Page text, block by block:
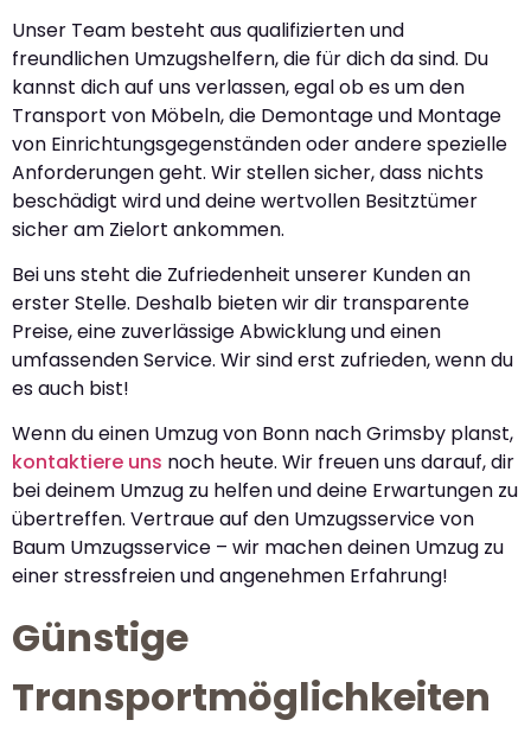
Unser Team besteht aus qualifizierten und
freundlichen Umzugshelfern, die für dich da sind. Du
kannst dich auf uns verlassen, egal ob es um den
Transport von Möbeln, die Demontage und Montage
von Einrichtungsgegenständen oder andere spezielle
Anforderungen geht. Wir stellen sicher, dass nichts
beschädigt wird und deine wertvollen Besitztümer
sicher am Zielort ankommen.
Bei uns steht die Zufriedenheit unserer Kunden an
erster Stelle. Deshalb bieten wir dir transparente
Preise, eine zuverlässige Abwicklung und einen
umfassenden Service. Wir sind erst zufrieden, wenn du
es auch bist!
Wenn du einen Umzug von Bonn nach Grimsby planst,
kontaktiere uns noch heute. Wir freuen uns darauf, dir
bei deinem Umzug zu helfen und deine Erwartungen zu
übertreffen. Vertraue auf den Umzugsservice von
Baum Umzugsservice – wir machen deinen Umzug zu
einer stressfreien und angenehmen Erfahrung!
Günstige
Transportmöglichkeiten